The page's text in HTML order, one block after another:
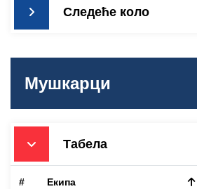
Следеће коло
Мушкарци
Табела
# Екипа